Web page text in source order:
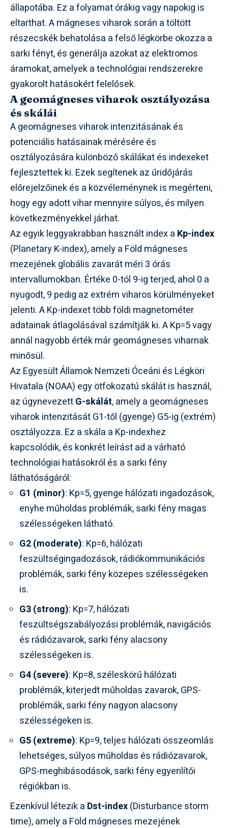
állapotába. Ez a folyamat órákig vagy napokig is
eltarthat. A mágneses viharok során a töltött
részecskék behatolása a felső légkörbe okozza a
sarki fényt, és generálja azokat az elektromos
áramokat, amelyek a technológiai rendszerekre
gyakorolt hatásokért felelősek.
A geomágneses viharok osztályozása
és skálái
A geomágneses viharok intenzitásának és
potenciális hatásainak mérésére és
osztályozására különböző skálákat és indexeket
fejlesztettek ki. Ezek segítenek az űridőjárás
előrejelzőinek és a közvéleménynek is megérteni,
hogy egy adott vihar mennyire súlyos, és milyen
következményekkel járhat.
Az egyik leggyakrabban használt index a Kp-index
(Planetary K-index), amely a Föld mágneses
mezejének globális zavarát méri 3 órás
intervallumokban. Értéke 0-tól 9-ig terjed, ahol 0 a
nyugodt, 9 pedig az extrém viharos körülményeket
jelenti. A Kp-indexet több földi magnetométer
adatainak átlagolásával számítják ki. A Kp=5 vagy
annál nagyobb érték már geomágneses viharnak
minősül.
Az Egyesült Államok Nemzeti Óceáni és Légköri
Hivatala (NOAA) egy ötfokozatú skálát is használ,
az úgynevezettG-skálát, amely a geomágneses
viharok intenzitását G1-től (gyenge) G5-ig (extrém)
osztályozza. Ez a skála a Kp-indexhez
kapcsolódik, és konkrét leírást ad a várható
technológiai hatásokról és a sarki fény
láthatóságáról:
G1 (minor): Kp=5, gyenge hálózati ingadozások,
enyhe műholdas problémák, sarki fény magas
szélességeken látható.
G2 (moderate): Kp=6, hálózati
feszültségingadozások, rádiókommunikációs
problémák, sarki fény közepes szélességeken
is.
G3 (strong): Kp=7, hálózati
feszültségszabályozási problémák, navigációs
és rádiózavarok, sarki fény alacsony
szélességeken is.
G4 (severe): Kp=8, széleskörű hálózati
problémák, kiterjedt műholdas zavarok, GPS-
problémák, sarki fény nagyon alacsony
szélességeken is.
G5 (extreme): Kp=9, teljes hálózati összeomlás
lehetséges, súlyos műholdas és rádiózavarok,
GPS-meghibásodások, sarki fény egyenlítői
régiókban is.
Ezenkívül létezik a Dst-index(Disturbance storm
time), amely a Föld mágneses mezejének